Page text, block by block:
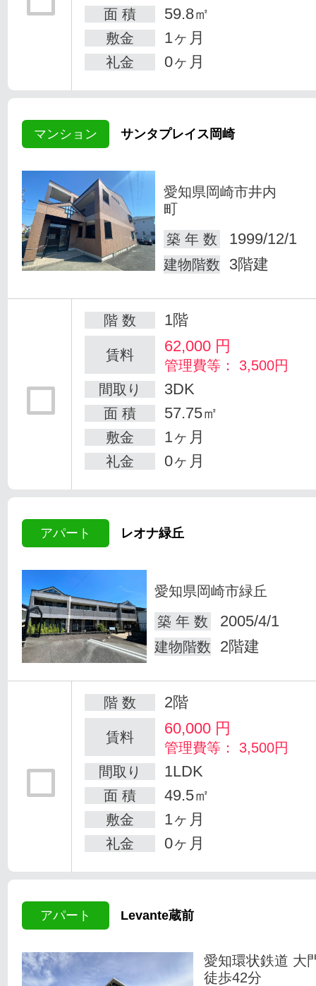
面 積 59.8㎡
敷金 1ヶ月
礼金 0ヶ月
マンション サンタプレイス岡崎
愛知県岡崎市井内
町
築 年 数
1999/12/1
建物階数 3階建
階 数 1階
賃料 62,000 円
管理費等： 3,500円
間取り
3DK
面 積 57.75㎡
敷金 1ヶ月
礼金 0ヶ月
アパート レオナ緑丘
愛知県岡崎市緑丘
築 年 数
2005/4/1
建物階数 2階建
階 数 2階
賃料 60,000 円
管理費等： 3,500円
間取り
1LDK
面 積 49.5㎡
敷金 1ヶ月
礼金 0ヶ月
アパート Levante蔵前
愛知環状鉄道 大
徒歩42分